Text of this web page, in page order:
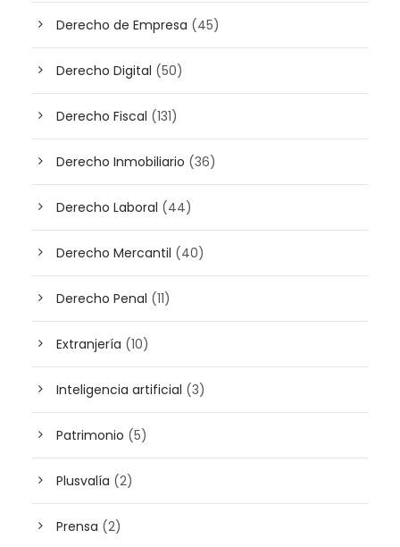
Derecho de Empresa (45)
Derecho Digital (50)
Derecho Fiscal (131)
Derecho Inmobiliario (36)
Derecho Laboral (44)
Derecho Mercantil (40)
Derecho Penal (11)
Extranjería (10)
Inteligencia artificial (3)
Patrimonio (5)
Plusvalía (2)
Prensa (2)